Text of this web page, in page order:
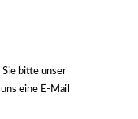
Sie bitte unser
eine E-Mail